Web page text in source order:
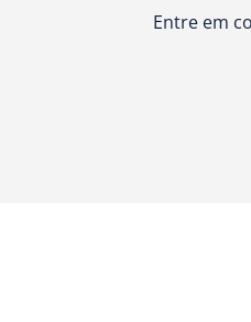
Entre em